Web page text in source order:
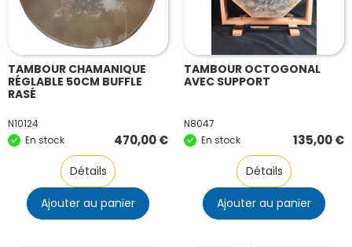
TAMBOUR CHAMANIQUE
RÉGLABLE 50CM BUFFLE
RASÉ
N10124
En stock
470,00€
Détails
Ajouter au panier
TAMBOUR OCTOGONAL
AVEC SUPPORT
N8047
En stock
135,00€
Détails
Ajouter au panier